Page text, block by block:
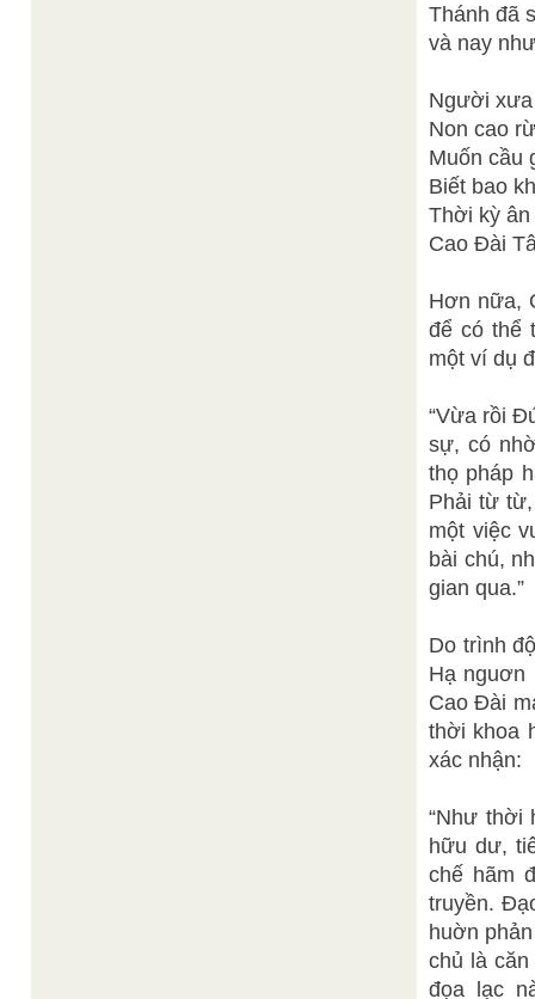
Thánh đã
và nay
Người xưa
Non cao
Muốn cầu
Biết bao
Thời kỳ ân
Cao Đài
Hơn nữa,
để có thể
một ví dụ
“Vừa rồi
sự, có
thọ pháp
Phải từ
một việc
bài chú,
gian qua.”
Do trình
Hạ nguơn
Cao Đài
thời khoa
xác nhận:
“Như thời
hữu dư,
chế hãm
truyền.
huờn
chủ là
đọa lạc